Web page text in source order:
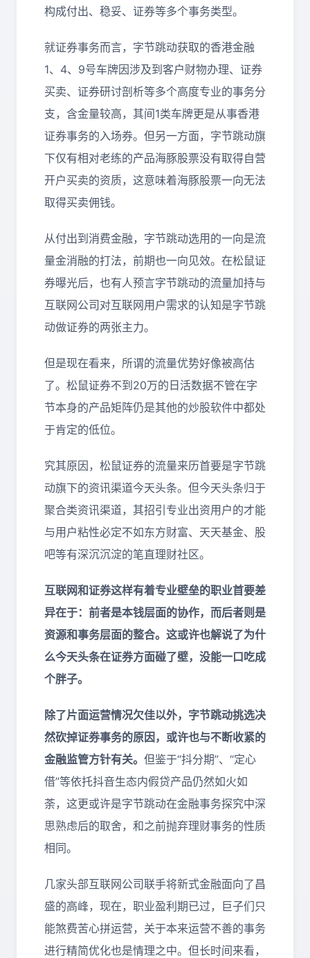
构成付出、稳妥、证券等多个事务类型。
就证券事务而言，字节跳动获取的香港金融
1、4、9号车牌因涉及到客户财物办理、证券
买卖、证券研讨剖析等多个高度专业的事务分
支，含金量较高，其间1类车牌更是从事香港
证券事务的入场券。但另一方面，字节跳动旗
下仅有相对老练的产品海豚股票没有取得自营
开户买卖的资质，这意味着海豚股票一向无法
取得买卖佣钱。
从付出到消费金融，字节跳动选用的一向是流
量金消融的打法，前期也一向见效。在松鼠证
券曝光后，也有人预言字节跳动的流量加持与
互联网公司对互联网用户需求的认知是字节跳
动做证券的两张主力。
但是现在看来，所谓的流量优势好像被高估
了。松鼠证券不到20万的日活数据不管在字
节本身的产品矩阵仍是其他的炒股软件中都处
于肯定的低位。
究其原因，松鼠证券的流量来历首要是字节跳
动旗下的资讯渠道今天头条。但今天头条归于
聚合类资讯渠道，其招引专业出资用户的才能
与用户粘性必定不如东方财富、天天基金、股
吧等有深沉沉淀的笔直理财社区。
互联网和证券这样有着专业壁垒的职业首要差
异在于：前者是本钱层面的协作， 而后者则 是
资源和事务层面的整合。这或许也解说了为什
么今天头条在证券方面碰了壁，没能一口吃成
个胖子。
除了片面运营情况欠佳以外，字节跳动挑选决
然砍掉证券事务的原因，或许也与不断收紧的
金融监管方针有关。 但鉴于“抖分期”、“定心
借”等依托抖音生态内假贷产品仍然如火如
荼，这更或许是字节跳动在金融事务探究中深
思熟虑后的取舍，和之前抛弃理财事务的性质
相同。
几家头部互联网公司联手将新式金融面向了昌
盛的高峰，现在，职业盈利期已过，巨子们只
能煞费苦心拼运营，关于本来运营不善的事务
进行精简优化也是情理之中。但长时间来看，